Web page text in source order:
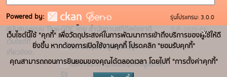
Powered by:
สนับสนุนระบบ Thai-GDC โดย สำนักงานสถิติแห่งชาติ
เว็บไซต์ที่
เกี่ยวข้อง:
ระบบบัญชีข้อมูลภาครัฐ
บริการนามานุกรมบัญชีข้อมูลภาค
รัฐ
รุ่นโปรแกรม: 3.0.0
วันที่: 2025-05-
19
เว็บไซต์นี้ใช้ "คุกกี้" เพื่อวัตถุประสงค์ในการพัฒนาการเข้าถึงบริการของผู้ใช้ให้ดี
ยิ่งขึ้น หากต้องการเปิดใช้งานคุกกี้ โปรดคลิก "ยอมรับคุกกี้"
คุณสามารถถอนการยินยอมของคุณได้ตลอดเวลา โดยไปที่ "การตั้งค่าคุกกี้"
x